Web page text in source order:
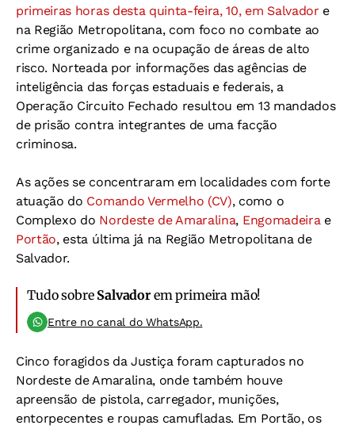
primeiras horas desta quinta-feira, 10, em Salvador e
na Região Metropolitana, com foco no combate ao
crime organizado e na ocupação de áreas de alto
risco. Norteada por informações das agências de
inteligência das forças estaduais e federais, a
Operação Circuito Fechado resultou em 13 mandados
de prisão contra integrantes de uma facção
criminosa.
As ações se concentraram em localidades com forte
atuação do Comando Vermelho (CV), como o
Complexo do Nordeste de Amaralina, Engomadeirae
Portão, esta última já na Região Metropolitana de
Salvador.
Tudo sobre Salvadorem primeira mão!
Entre no canal do WhatsApp.
Cinco foragidos da Justiça foram capturados no
Nordeste de Amaralina, onde também houve
apreensão de pistola, carregador, munições,
entorpecentes e roupas camufladas. Em Portão, os